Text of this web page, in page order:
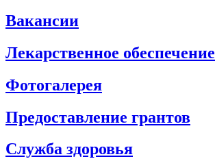
Вакансии
Лекарственное обеспечение
Фотогалерея
Предоставление грантов
Служба здоровья